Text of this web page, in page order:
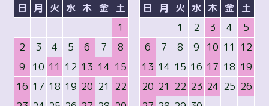
日
月 火 水 木 金 土
1
2
3 4 5 6 7
8
9
10 11 12 13 14 15
16 17 18 19 20 21 22
日
月 火 水 木 金
土
1
2 3 4
5
6
7 8 9 10 11 12
13 14 15 16 17 18 19
20 21 22 23 24 25 26